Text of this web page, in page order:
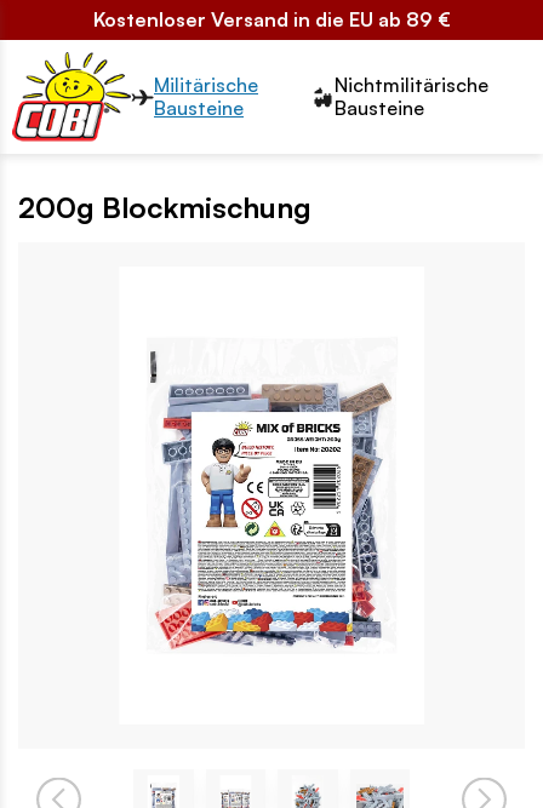
Kostenloser Versand in die EU ab 89 €
Przełącznik segmentów2
Militärische
Bausteine
Nichtmilitärische
Bausteine
200g Blockmischung